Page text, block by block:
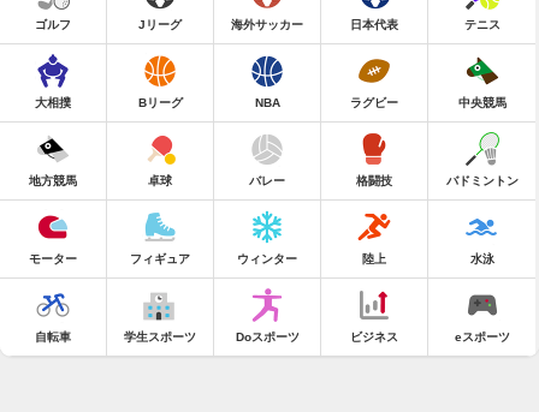
ゴルフ Jリーグ 海外サッカー 日本代表 テニス
大相撲 Bリーグ NBA ラグビー 中央競馬
地方競馬 卓球 バレー 格闘技 バドミントン
モーター フィギュア ウィンター 陸上 水泳
自転車 学生スポーツ Doスポーツ ビジネス eスポーツ